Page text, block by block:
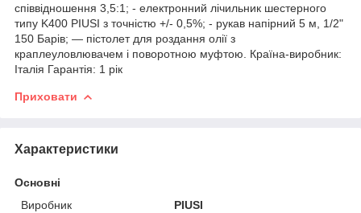
співвідношення 3,5:1; - електронний лічильник шестерного
типу K400 PIUSI з точністю +/- 0,5%; - рукав напірний 5 м, 1/2"
150 Барів; — пістолет для роздання олії з
краплеуловлювачем і поворотною муфтою. Країна-виробник:
Італія Гарантія: 1 рік
Приховати
Характеристики
Основні
Виробник
PIUSI